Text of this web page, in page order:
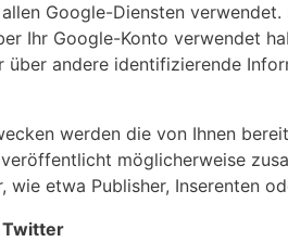
Google-Diensten
Ihr Google-Konto verwendet
andere identifizierende
werden die von Ihnen
möglicherweise
etwa Publisher, Inserenten
Twitter